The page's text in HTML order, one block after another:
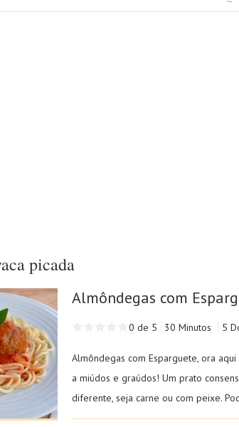
picada
Almôndegas com
0 de 5 30 Minutos 5
Almôndegas com Esparguete, ora
a miúdos e graúdos! Um prato
diferente, seja carne ou com peixe.